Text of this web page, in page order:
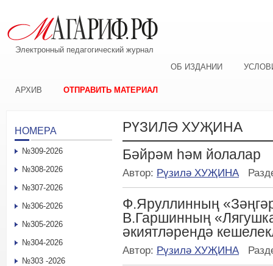
Электронный педагогический журнал
ОБ ИЗДАНИИ
АРХИВ ОТПРАВИТЬ МАТЕРИАЛ
РҮЗИЛӘ ХУҖИНА
Бәйрәм һәм йолалар
Автор: Рүзилә ХУҖИНА
Ф.Яруллинның
В.Гаршинның
әкиятләрендә
Автор: Рүзилә ХУҖИНА
НОМЕРА
№309-2026
№308-2026
№307-2026
№306-2026
№305-2026
№304-2026
№303 -2026